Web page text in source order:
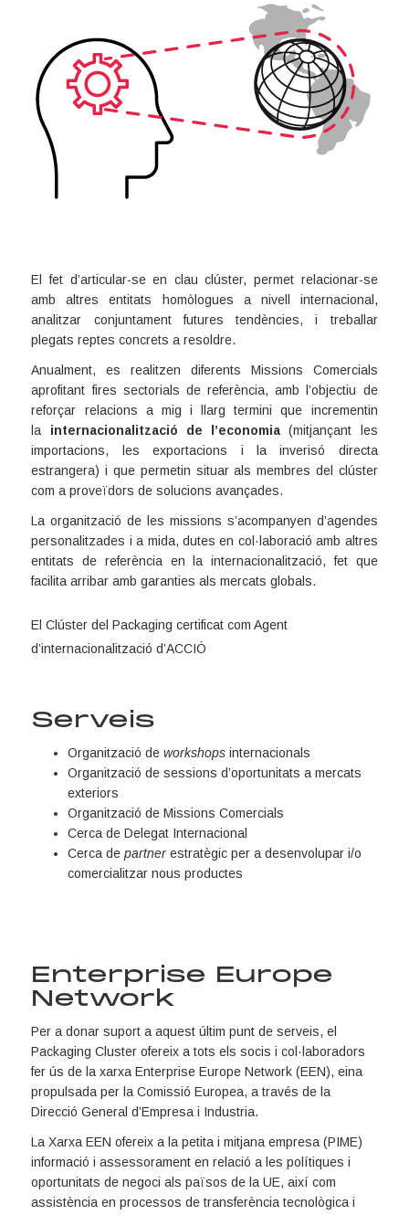
El fet d’articular-se en clau clúster, permet relacionar-se
amb altres entitats homòlogues a nivell internacional,
analitzar conjuntament futures tendències, i treballar
plegats reptes concrets a resoldre.
Anualment, es realitzen diferents Missions Comercials
aprofitant fires sectorials de referència, amb l’objectiu de
reforçar relacions a mig i llarg termini que incrementin
la internacionalització de l’economia (mitjançant les
importacions, les exportacions i la inverisó directa
estrangera) i que permetin situar als membres del clúster
com a proveïdors de solucions avançades.
La organització de les missions s’acompanyen d’agendes
personalitzades i a mida, dutes en col·laboració amb altres
entitats de referència en la internacionalització, fet que
facilita arribar amb garanties als mercats globals.
El Clúster del Packaging certificat com Agent
d’internacionalització d’ACCIÓ
Serveis
Organització deworkshopsinternacionals
Organització de sessions d’oportunitats a mercats
exteriors
Organització de Missions Comercials
Cerca de Delegat Internacional
Cerca departner estratègic per a desenvolupar i/o
comercialitzar nous productes
Enterprise Europe
Network
Per a donar suport a aquest últim punt de serveis, el
Packaging Cluster ofereix a tots els socis i col·laboradors
fer ús de la xarxa Enterprise Europe Network (EEN), eina
propulsada per la Comissió Europea, a través de la
Direcció General d’Empresa i Industria.
La Xarxa EEN ofereix a la petita i mitjana empresa (PIME)
informació i assessorament en relació a les polítiques i
oportunitats de negoci als països de la UE, així com
assistència en processos de transferència tecnològica i